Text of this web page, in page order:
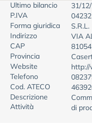
Ultimo bilancio
31/
P.IVA
Forma giuridica
S.R.L.
Indirizzo
VIA
CAP
81054
Provincia
Website
http://
Telefono
Cod. ATECO
Descrizione
Attività
di